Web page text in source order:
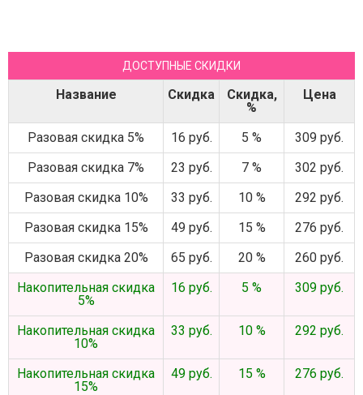
ДОСТУПНЫЕ СКИДКИ
Название Скидка
Скидка,
%
Цена
Разовая скидка 5% 16 руб. 5 %
309 руб.
Разовая скидка 7%
23 руб. 7 %
302 руб.
Разовая скидка 10%
33 руб. 10 %
292 руб.
Разовая скидка 15%
49 руб. 15 %
276 руб.
Разовая скидка 20%
65 руб. 20 %
260 руб.
Накопительная скидка
5%
16 руб. 5 % 309 руб.
Накопительная скидка
10%
33 руб. 10 % 292 руб.
Накопительная скидка
15%
49 руб. 15 % 276 руб.